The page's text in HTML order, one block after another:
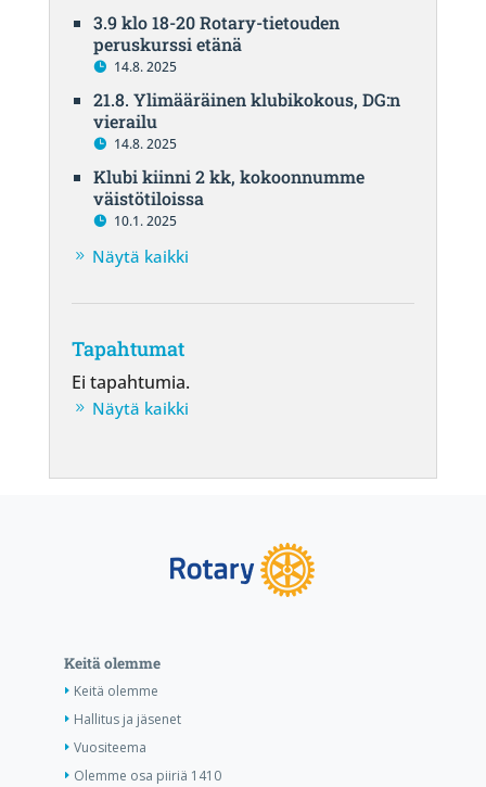
3.9 klo 18-20 Rotary-tietouden
peruskurssi etänä
14.8. 2025
21.8. Ylimääräinen klubikokous, DG:n
vierailu
14.8. 2025
Klubi kiinni 2 kk, kokoonnumme
väistötiloissa
10.1. 2025
Näytä kaikki
Tapahtumat
Ei tapahtumia.
Näytä kaikki
Keitä olemme
Keitä olemme
Hallitus ja jäsenet
Vuositeema
Olemme osa piiriä 1410